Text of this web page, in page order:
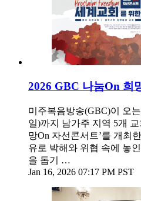
2026 GBC 나눔On 희
미주복음방송(GBC)이 오
일)까지 남가주 지역 5개 교
망On 자선콘서트’를 개최
유로 박해와 위협 속에 놓
을 돕기 …
Jan 16, 2026 07:17 PM PST